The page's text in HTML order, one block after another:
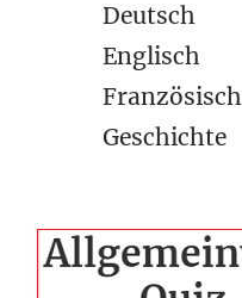
Deutsch
Englisch
Französisch
Geschichte